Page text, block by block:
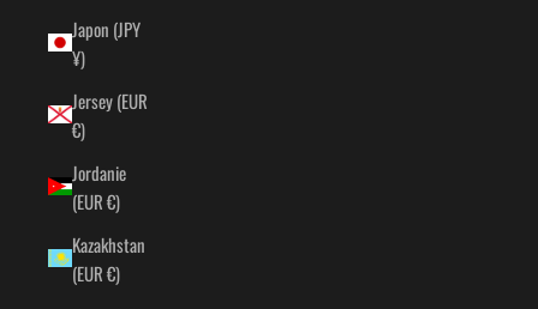
Japon (JPY
¥)
Jersey (EUR
€)
Jordanie
(EUR €)
Kazakhstan
(EUR €)